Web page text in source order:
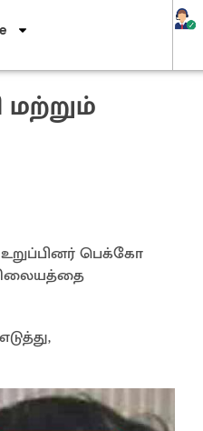
பெக்கோ